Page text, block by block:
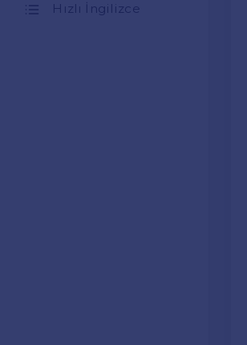
Hızlı İngilizce